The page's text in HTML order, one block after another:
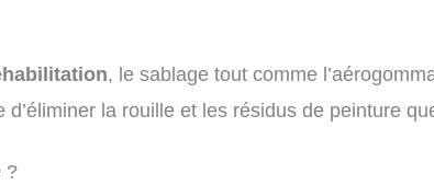
, le sablage tout comme
d’éliminer la rouille et les résidus de peinture
?